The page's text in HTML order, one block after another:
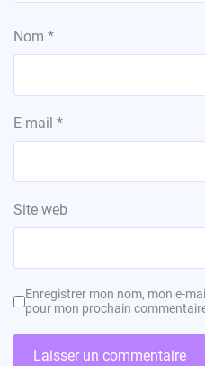
Nom *
E-mail *
Site web
Enregistrer mon nom, mon e-
pour mon prochain